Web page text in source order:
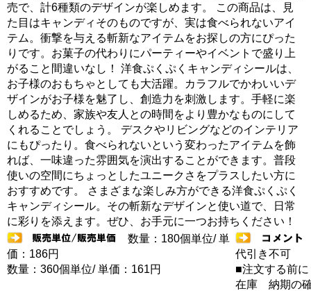
売で、計6種類のデザインが楽しめます。 この商品は、見
た目はキャンディそのものですが、実は食べられないアイ
テム。衝撃を与える斬新なアイテムをお探しの方にぴった
りです。お菓子の代わりにパーティーやイベントで盛り上
がること間違いなし！ 洋食ぷくぷくキャンディシールは、
お子様のおもちゃとしても大活躍。カラフルでかわいいデ
ザインがお子様を魅了し、創造力を刺激します。手軽に楽
しめるため、家族や友人との時間をより豊かなものにして
くれることでしょう。 デスクやリビングなどのインテリア
にもぴったり。食べられないという変わったアイテムを飾
れば、一味違った雰囲気を演出することができます。普段
使いの空間にちょっとしたユニークさをプラスしたい方に
おすすめです。 さまざまな楽しみ方ができる洋食ぷくぷく
キャンディシール。その斬新なデザインと使い道で、日常
に彩りを添えます。ぜひ、お手元に一つお持ちください！
数量：180個単位/ 単
価：186円
数量：360個単位/ 単価：161円
代引き不可
■注文する前に
在庫 納期の